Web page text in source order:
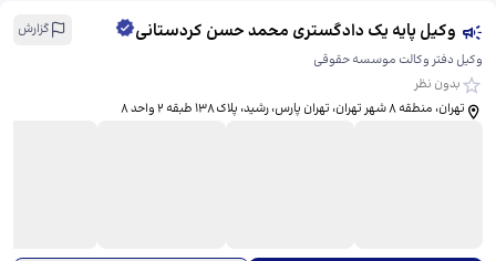
وکیل پایه یک دادگستری محمد حسن کردستانی
گزارش
وکیل دفتر وکالت موسسه حقوقی
بدون نظر
تهران، منطقه ۸ شهر تهران، تهران پارس، رشید، ​پلاک ۱۳۸ طبقه ۲ واحد ۸